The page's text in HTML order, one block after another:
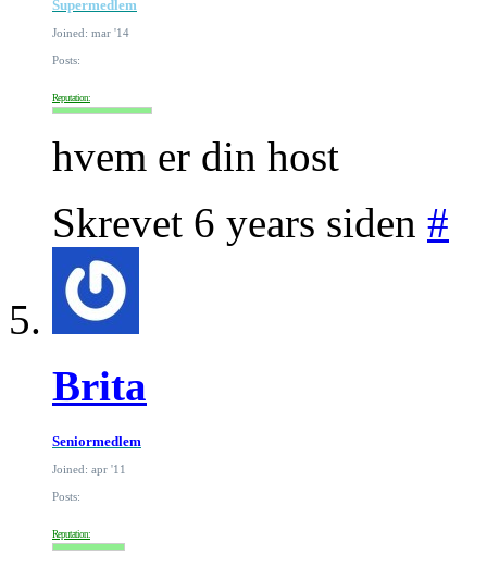
Supermedlem
Joined: mar '14
Posts:
Reputation:
hvem er din host
Skrevet 6 years siden #
Brita
Seniormedlem
Joined: apr '11
Posts:
Reputation: